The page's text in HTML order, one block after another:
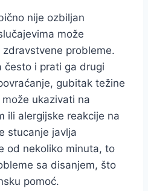
nije ozbiljan
može
probleme.
često i prati ga drugi
gubitak težine
ukazivati na
ili alergijske reakcije na
stucanje javlja
od nekoliko minuta, to
sa disanjem, što
pomoć.